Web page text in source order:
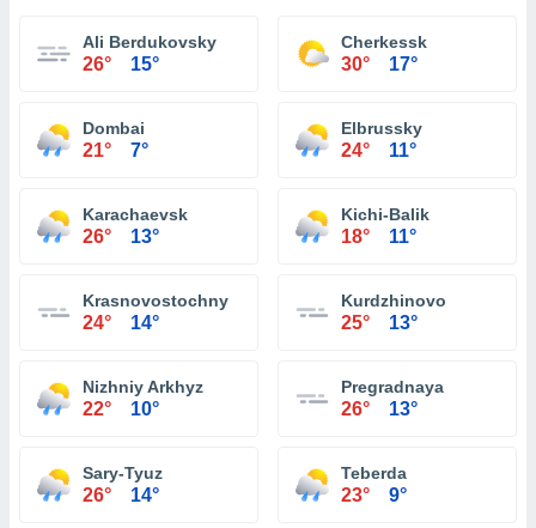
Ali Berdukovsky
26° 15°
Cherkessk
30° 17°
Dombai
21° 7°
Elbrussky
24° 11°
Karachaevsk
26° 13°
Kichi-Balik
18° 11°
Krasnovostochny
24° 14°
Kurdzhinovo
25° 13°
Nizhniy Arkhyz
22° 10°
Pregradnaya
26° 13°
Sary-Tyuz
26° 14°
Teberda
23° 9°